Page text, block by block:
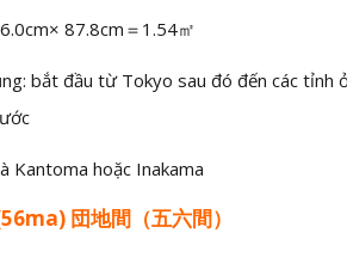
87.8cm＝1.54㎡
bắt đầu từ Tokyo sau đó đến các tỉnh
Kantoma hoặc Inakama
団地間（五六間）